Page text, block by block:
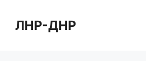
содержимому
ЛНР-ДНР